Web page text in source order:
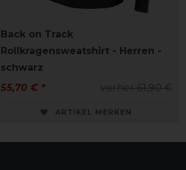
Back on Track
Rollkragensweatshirt - Herren -
schwarz
vorher 61,90 €
55,70 € *
ARTIKEL MERKEN